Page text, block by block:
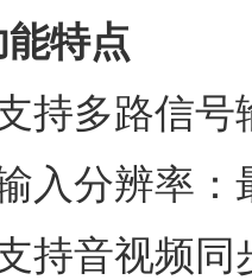
能特点
持多路信
入分辨率：
持音视频